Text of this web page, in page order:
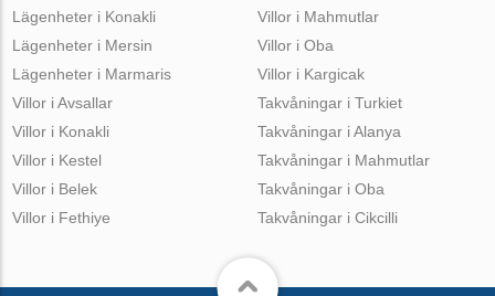
Lägenheter i Konakli
Lägenheter i Mersin
Lägenheter i Marmaris
Villor i Mahmutlar
Villor i Oba
Villor i Kargicak
Villor i Avsallar
Villor i Konakli
Villor i Kestel
Villor i Belek
Villor i Fethiye
Takvåningar i Turkiet
Takvåningar i Alanya
Takvåningar i Mahmutlar
Takvåningar i Oba
Takvåningar i Cikcilli